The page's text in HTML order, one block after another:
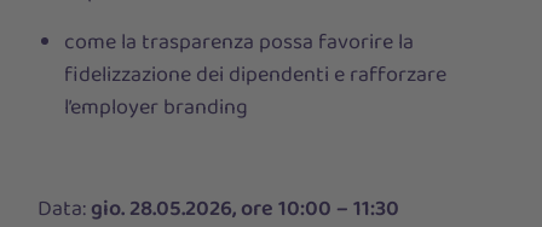
come la trasparenza possa favorire la
fidelizzazione dei dipendenti e rafforzare
l’employer branding
Data:gio. 28.05.2026, ore 10:00 – 11:30